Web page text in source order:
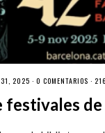
31, 2025 · 0 COMENTARIOS ·
festivales